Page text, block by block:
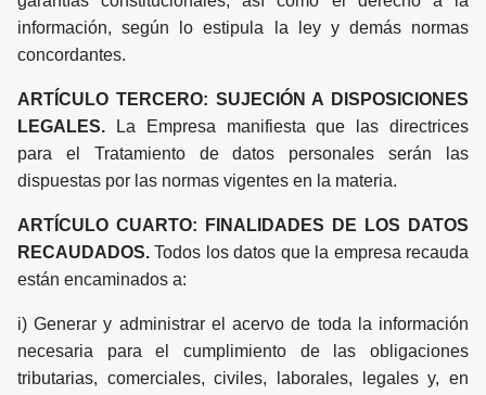
información, según lo estipula la ley y demás normas
concordantes.
ARTÍCULO TERCERO: SUJECIÓN A DISPOSICIONES
LEGALES. La Empresa manifiesta que las directrices
para el Tratamiento de datos personales serán las
dispuestas por las normas vigentes en la materia.
ARTÍCULO CUARTO: FINALIDADES DE LOS DATOS
RECAUDADOS. Todos los datos que la empresa recauda
están encaminados a:
i) Generar y administrar el acervo de toda la información
necesaria para el cumplimiento de las obligaciones
tributarias, comerciales, civiles, laborales, legales y, en